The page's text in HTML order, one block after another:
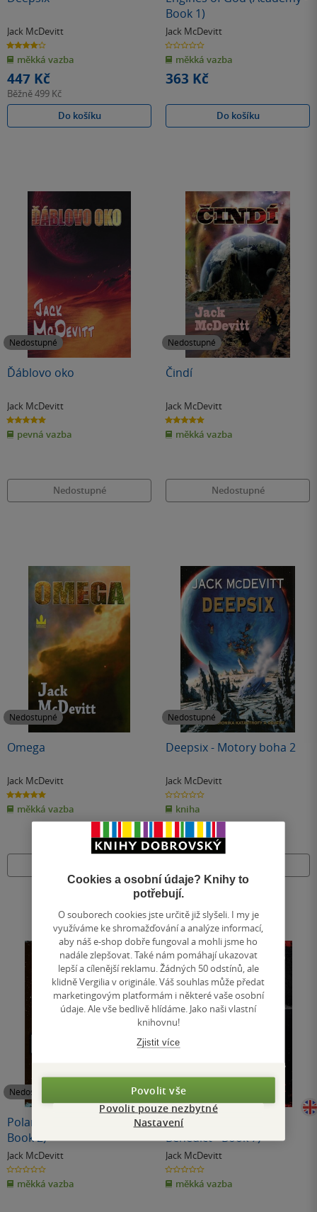
Jack McDevitt
4.0
z
5
hvězdiček
měkká vazba
447 Kč
Běžně499 Kč
Do košíku
Book 1)
Jack McDevitt
0.0
z
5
hvězdiček
měkká vazba
363 Kč
Do košíku
Nedostupné
Ďáblovo oko
Jack McDevitt
5.0
z
5
hvězdiček
pevná vazba
Nedostupné
Nedostupné
Čindí
Jack McDevitt
5.0
z
5
hvězdiček
měkká vazba
Nedostupné
Nedostupné
Omega
Jack McDevitt
5.0
z
5
hvězdiček
měkká vazba
Nedostupné
Deepsix - Motory boha 2
Jack McDevitt
0.0
z
5
hvězdiček
kniha
Nedostupné
Polaris (Alex Benedict -
Book 2)
Jack McDevitt
0.0
z
5
hvězdiček
měkká vazba
Nedostupné
Coming Home (Alex
Benedict - Book 7)
Jack McDevitt
0.0
z
5
hvězdiček
měkká vazba
Cookies a osobní údaje? Knihy to
potřebují.
O souborech cookies jste určitě již slyšeli. I my je
využíváme ke shromažďování a analýze informací,
aby náš e-shop dobře fungoval a mohli jsme ho
nadále zlepšovat. Také nám pomáhají ukazovat
lepší a cílenější reklamu. Žádných 50 odstínů, ale
klidně Vergilia v originále. Váš souhlas může předat
marketingovým platformám i některé vaše osobní
údaje. Ale vše bedlivě hlídáme. Jako naši vlastní
knihovnu!
Zjistit více
Povolit vše
Povolit pouze nezbytné
Nastavení